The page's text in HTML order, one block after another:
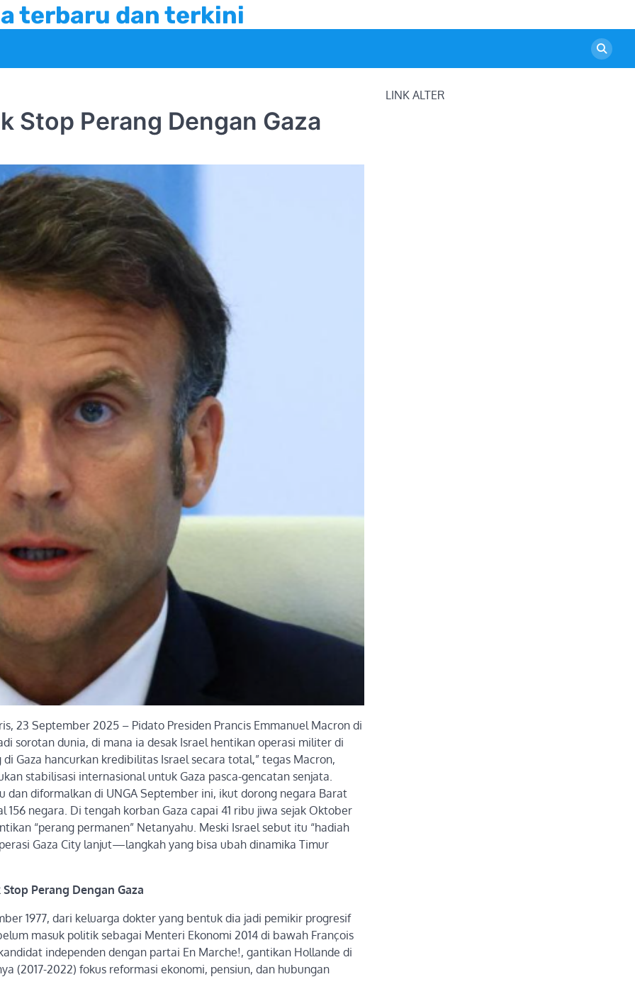
terbaru dan terkini
Stop Perang Dengan Gaza
23 September 2025 – Pidato Presiden Prancis Emmanuel Macron di
sorotan dunia, di mana ia desak Israel hentikan operasi militer di
Gaza hancurkan kredibilitas Israel secara total,” tegas Macron,
stabilisasi internasional untuk Gaza pasca-gencatan senjata.
dan diformalkan di UNGA September ini, ikut dorong negara Barat
negara. Di tengah korban Gaza capai 41 ribu jiwa sejak Oktober
“perang permanen” Netanyahu. Meski Israel sebut itu “hadiah
Gaza City lanjut—langkah yang bisa ubah dinamika Timur
Perang Dengan Gaza
1977, dari keluarga dokter yang bentuk dia jadi pemikir progresif
masuk politik sebagai Menteri Ekonomi 2014 di bawah François
independen dengan partai En Marche!, gantikan Hollande di
(2017-2022) fokus reformasi ekonomi, pensiun, dan hubungan
LINK ALTER